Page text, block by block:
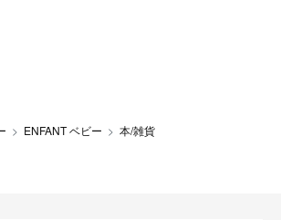
ENFANT ベビー 本/雑貨